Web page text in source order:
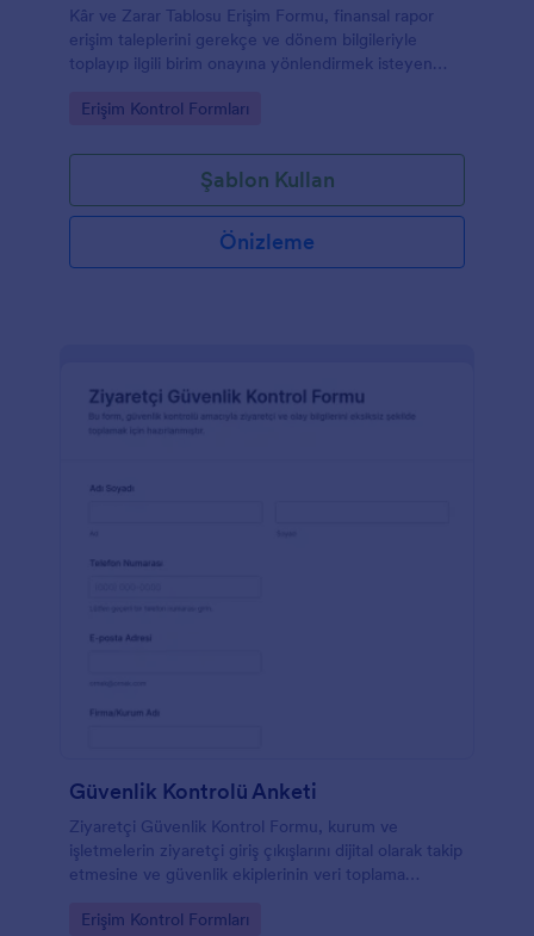
Kâr ve Zarar Tablosu Erişim Formu, finansal rapor
erişim taleplerini gerekçe ve dönem bilgileriyle
toplayıp ilgili birim onayına yönlendirmek isteyen
Go to Category:
Erişim Kontrol Formları
Şablon Kullan
Önizleme
Güvenlik Kontrolü Anketi
Ziyaretçi Güvenlik Kontrol Formu, kurum ve
işletmelerin ziyaretçi giriş çıkışlarını dijital olarak takip
etmesine ve güvenlik ekiplerinin veri toplama
Go to Category:
Erişim Kontrol Formları